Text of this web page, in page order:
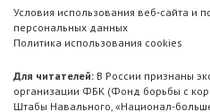
Условия использования веб-сайта и
персональных данных
Политика использования cookies
Для читателей: В России признаны
организации ФБК (Фонд борьбы с
Штабы Навального, «Национал-